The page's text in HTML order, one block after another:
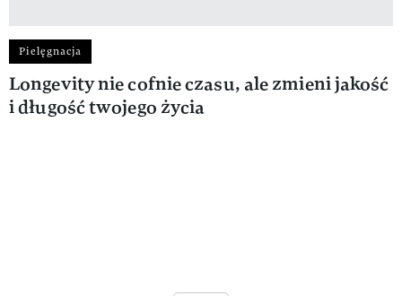
Pielęgnacja
Longevity nie cofnie czasu, ale zmieni jakość
i długość twojego życia